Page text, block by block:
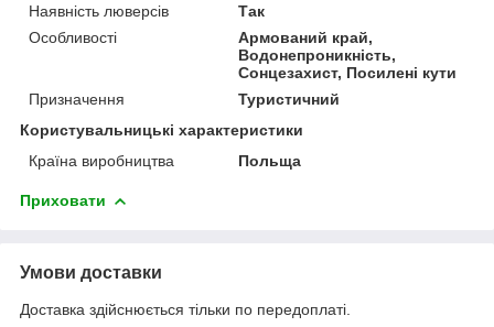
Наявність люверсів
Так
Особливості
Армований край,
Водонепроникність,
Сонцезахист, Посилені кути
Призначення
Туристичний
Користувальницькі характеристики
Країна виробництва
Польща
Приховати
Умови доставки
Доставка здійснюється тільки по передоплаті.